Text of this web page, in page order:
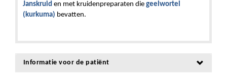
Janskruid en met kruidenpreparaten die geelwortel
(kurkuma) bevatten.
Informatie voor de patiënt